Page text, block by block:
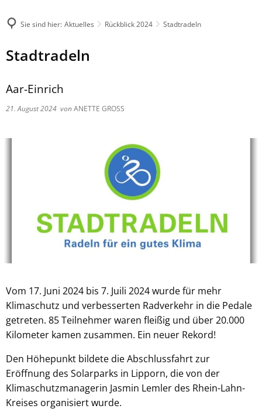
Sie sind hier: Aktuelles Rückblick 2024 Stadtradeln
Stadtradeln
Aar-Einrich
21. August 2024 vonANETTE GROSS
Vom 17. Juni 2024 bis 7. Juili 2024 wurde für mehr
Klimaschutz und verbesserten Radverkehr in die Pedale
getreten. 85 Teilnehmer waren fleißig und über 20.000
Kilometer kamen zusammen. Ein neuer Rekord!
Den Höhepunkt bildete die Abschlussfahrt zur
Eröffnung des Solarparks in Lipporn, die von der
Klimaschutzmanagerin Jasmin Lemler des Rhein-Lahn-
Kreises organisiert wurde.